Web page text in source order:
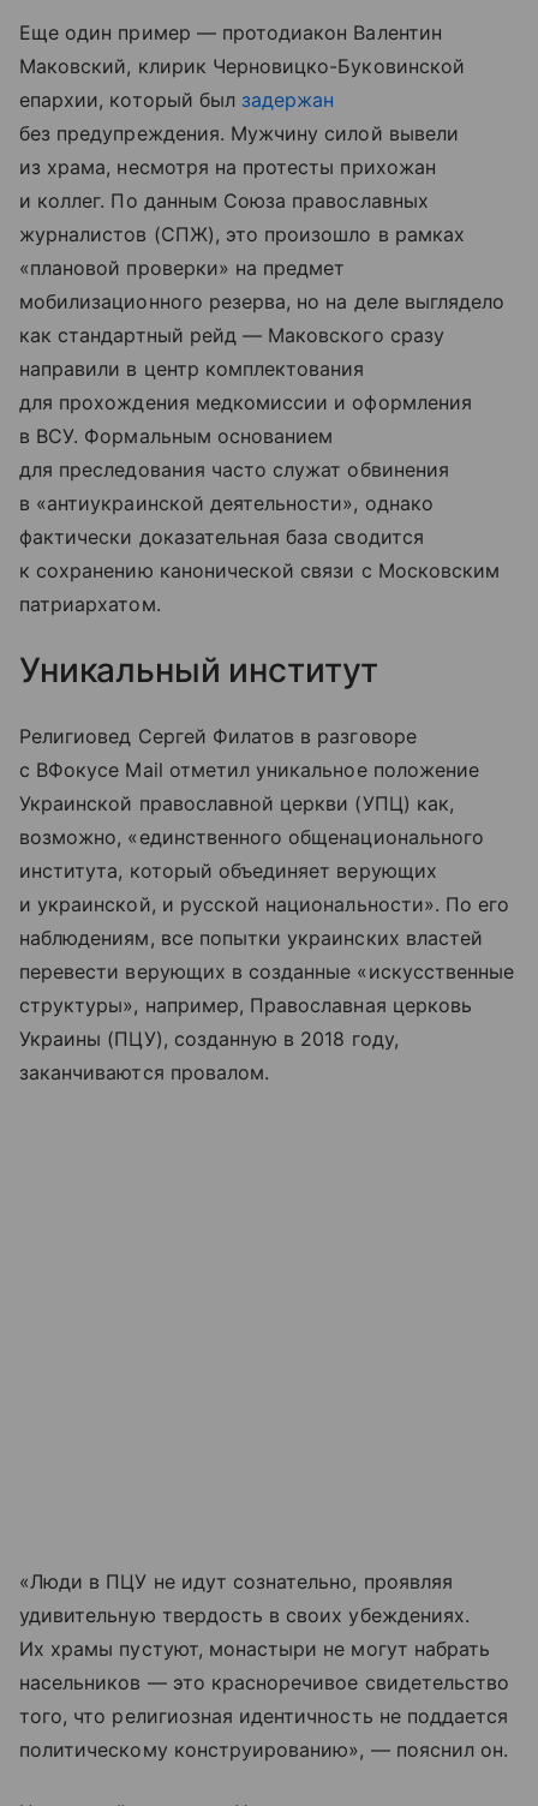
Еще один пример — протодиакон Валентин
Маковский, клирик Черновицко-Буковинской
епархии, который был задержан
без предупреждения. Мужчину силой вывели
из храма, несмотря на протесты прихожан
и коллег. По данным Союза православных
журналистов (СПЖ), это произошло в рамках
«плановой проверки» на предмет
мобилизационного резерва, но на деле выглядело
как стандартный рейд — Маковского сразу
направили в центр комплектования
для прохождения медкомиссии и оформления
в ВСУ. Формальным основанием
для преследования часто служат обвинения
в «антиукраинской деятельности», однако
фактически доказательная база сводится
к сохранению канонической связи с Московским
патриархатом.
Уникальный институт
Религиовед Сергей Филатов в разговоре
с ВФокусе Mail отметил уникальное положение
Украинской православной церкви (УПЦ) как,
возможно, «единственного общенационального
института, который объединяет верующих
и украинской, и русской национальности». По его
наблюдениям, все попытки украинских властей
перевести верующих в созданные «искусственные
структуры», например, Православная церковь
Украины (ПЦУ), созданную в 2018 году,
заканчиваются провалом.
«Люди в ПЦУ не идут сознательно, проявляя
удивительную твердость в своих убеждениях.
Их храмы пустуют, монастыри не могут набрать
насельников — это красноречивое свидетельство
того, что религиозная идентичность не поддается
политическому конструированию», — пояснил он.